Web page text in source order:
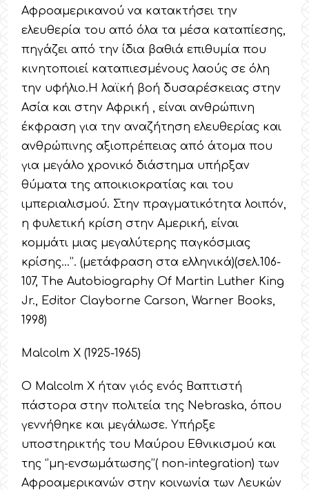
Αφροαμερικανού να κατακτήσει την
ελευθερία του από όλα τα μέσα καταπίεσης,
πηγάζει από την ίδια βαθιά επιθυμία που
κινητοποιεί καταπιεσμένους λαούς σε όλη
την υφήλιο.Η λαϊκή βοή δυσαρέσκειας στην
Ασία και στην Αφρική , είναι ανθρώπινη
έκφραση για την αναζήτηση ελευθερίας και
ανθρώπινης αξιοπρέπειας από άτομα που
για μεγάλο χρονικό διάστημα υπήρξαν
θύματα της αποικιοκρατίας και του
ιμπεριαλισμού. Στην πραγματικότητα λοιπόν,
η φυλετική κρίση στην Αμερική, είναι
κομμάτι μιας μεγαλύτερης παγκόσμιας
κρίσης…’’. (μετάφραση στα ελληνικά)(σελ.106-
107, The Autobiography Of Martin Luther King
Jr., Editor Clayborne Carson, Warner Books,
1998)
Malcolm X (1925-1965)
O Malcolm X ήταν γιός ενός Βαπτιστή
πάστορα στην πολιτεία της Nebraska, όπου
γεννήθηκε και μεγάλωσε. Υπήρξε
υποστηρικτής του Μαύρου Εθνικισμού και
της ‘’μη-ενσωμάτωσης’’( non-integration) των
Αφροαμερικανών στην κοινωνία των Λευκών